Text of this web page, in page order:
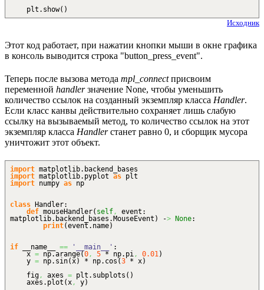
plt. show( )
Исходник
Этот код работает, при нажатии кнопки мыши в окне графика
в консоль выводится строка "button_press_event".
Теперь после вызова метода mpl_connectприсвоим
переменной handlerзначение None, чтобы уменьшить
количество ссылок на созданный экземпляр класса Handler.
Если класс канвы действительно сохраняет лишь слабую
ссылку на вызываемый метод, то количество ссылок на этот
экземпляр класса Handlerстанет равно 0, и сборщик мусора
уничтожит этот объект.
import matplotlib. backend_bases
import matplotlib. pyplot as plt
import numpy as np
class Handler:
def mouseHandler( self,
event:
matplotlib. backend_bases . MouseEvent ) -> None:
print(event. name)
if __name__ == '__main__' :
x = np.arange(0, 5 * np. pi, 0.01)
y = np. sin(x) * np. cos (3 * x)
fig, axes = plt. subplots ( )
axes. plot (x, y)